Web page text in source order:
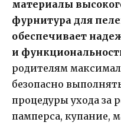
материалы
фурнитура для
обеспечивает
и
родителям
безопасно
процедуры ухода за
памперса, купание,